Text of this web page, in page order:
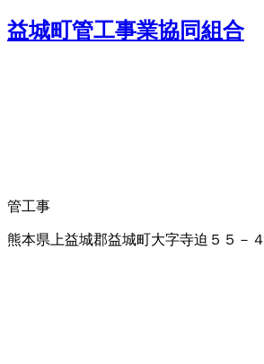
益城町管工事業協同組合
管工事
熊本県上益城郡益城町大字寺迫５５－４